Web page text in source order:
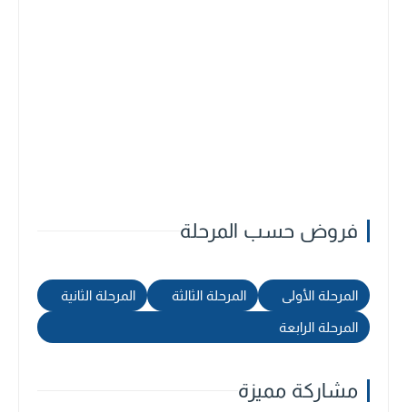
فروض حسب المرحلة
المرحلة الأولى المرحلة الثالثة المرحلة الثانية
المرحلة الرابعة
مشاركة مميزة